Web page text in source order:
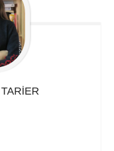
TARİER